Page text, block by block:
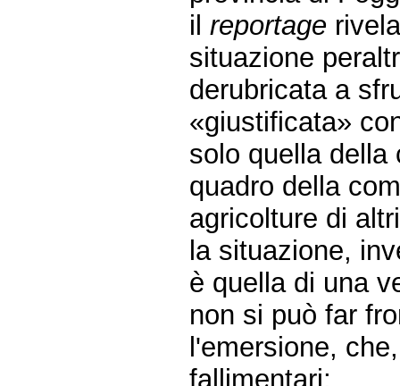
ilreportage
situazione
derubricata a
«giustificata»
solo quella della
quadro della
agricolture di
la situazione,
è quella di una
non si può far
l'emersione,
fallimentari;